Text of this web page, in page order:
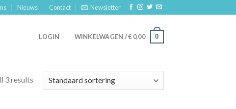
Nieuws Contact Newsletter
LOGIN WINKELWAGEN /€ 0,00 0
3 results